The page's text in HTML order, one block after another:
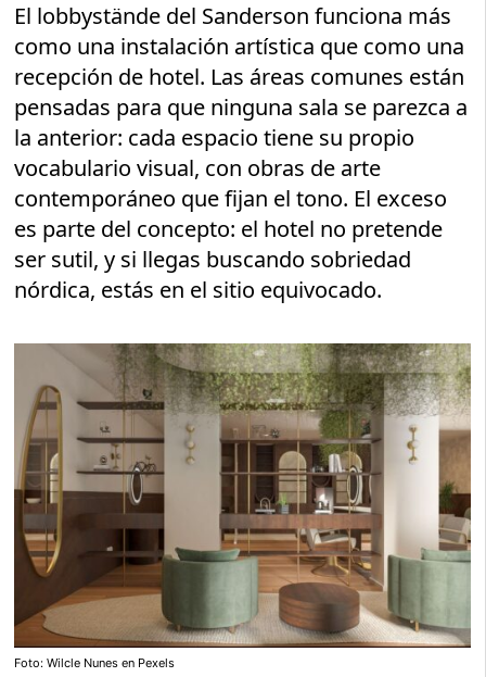
El lobbystände del Sanderson funciona más
como una instalación artística que como una
recepción de hotel. Las áreas comunes están
pensadas para que ninguna sala se parezca a
la anterior: cada espacio tiene su propio
vocabulario visual, con obras de arte
contemporáneo que fijan el tono. El exceso
es parte del concepto: el hotel no pretende
ser sutil, y si llegas buscando sobriedad
nórdica, estás en el sitio equivocado.
Foto: Wilcle Nunes en Pexels